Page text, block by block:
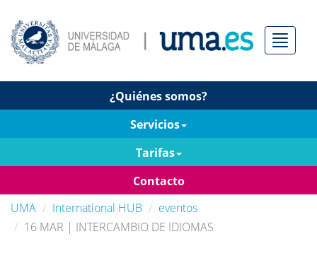
Menú
¿Quiénes somos?
Servicios
Tarifas
Contacto
UMA
International HUB
eventos
16 MAR | INTERCAMBIO DE IDIOMAS